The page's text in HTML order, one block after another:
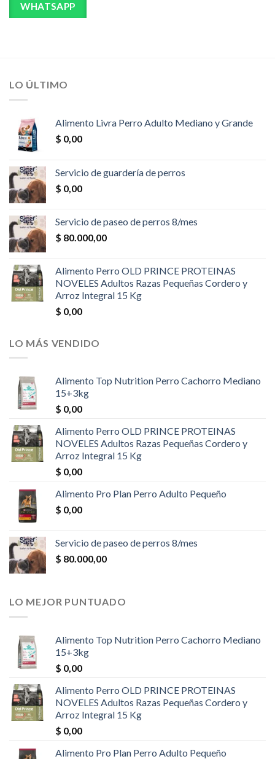
WHATSAPP
LO ÚLTIMO
Alimento Livra Perro Adulto Mediano y Grande
$ 0,00
Servicio de guardería de perros
$ 0,00
Servicio de paseo de perros 8/mes
$ 80.000,00
Alimento Perro OLD PRINCE PROTEINAS
NOVELES Adultos Razas Pequeñas Cordero y
Arroz Integral 15 Kg
$ 0,00
LO MÁS VENDIDO
Alimento Top Nutrition Perro Cachorro Mediano
15+3kg
$ 0,00
Alimento Perro OLD PRINCE PROTEINAS
NOVELES Adultos Razas Pequeñas Cordero y
Arroz Integral 15 Kg
$ 0,00
Alimento Pro Plan Perro Adulto Pequeño
$ 0,00
Servicio de paseo de perros 8/mes
$ 80.000,00
LO MEJOR PUNTUADO
Alimento Top Nutrition Perro Cachorro Mediano
15+3kg
$ 0,00
Alimento Perro OLD PRINCE PROTEINAS
NOVELES Adultos Razas Pequeñas Cordero y
Arroz Integral 15 Kg
$ 0,00
Alimento Pro Plan Perro Adulto Pequeño